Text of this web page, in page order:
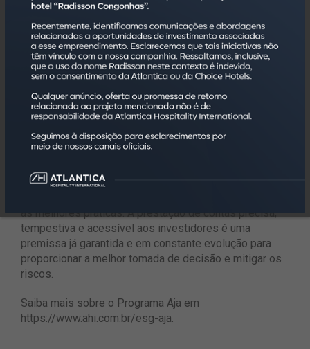
como na predominância das mulheres em cargos de
liderança, representando 60% dos cargos gerenciais, e
nos indicadores de diversidade, com 16% dos nossos
colaboradores autodeclarantes LGBTQIA+, percentuais
acima da população nacional. Atualmente, a quantidade
de pessoas negras representa 55,45% do quadro de
colaboradores.
Na frente de governança, a AHI garante a gestão
junto aos acionistas, investidores, colaboradores,
as melhores práticas. A prestação de contas precisa,
tempestiva e acessível aos investidores é uma
premissa já garantida e em constante evolução para
proporcionar a melhor tomada de decisão e mitigar os
riscos.
Saiba mais sobre o Programa Aja em
https://www.ahi.com.br/esg-aja.